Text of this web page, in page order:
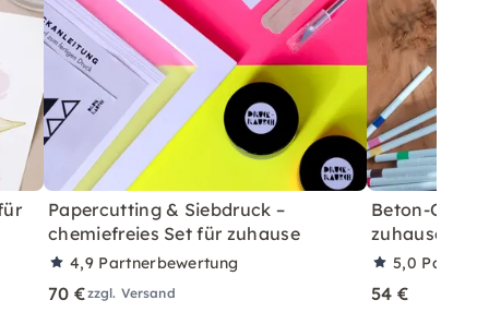
Papercutting & Siebdruck –
chemiefreies Set für zuhause
4,9 Partnerbewertung
70 €zzgl. Versand
Beton-
zuhause mit
5,0
54 €